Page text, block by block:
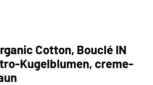
Cotton, Bouclé IN
Kugelblumen, creme-